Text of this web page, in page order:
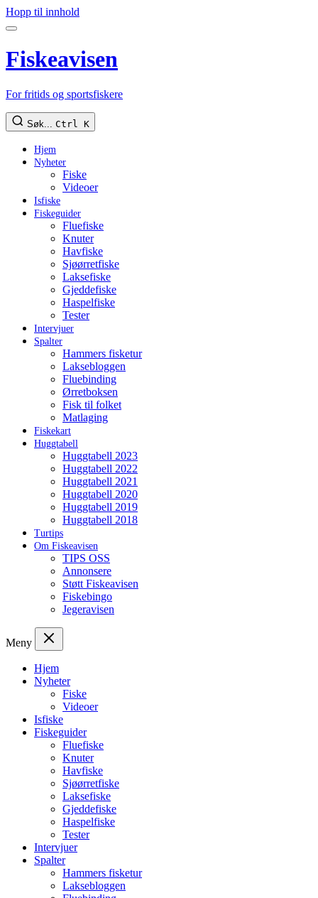
Hopp til innhold
Fiskeavisen
For fritids og sportsfiskere
Søk... Ctrl K
Hjem
Nyheter
Fiske
Videoer
Isfiske
Fiskeguider
Fluefiske
Knuter
Havfiske
Sjøørretfiske
Laksefiske
Gjeddefiske
Haspelfiske
Tester
Intervjuer
Spalter
Hammers fisketur
Laksebloggen
Fluebinding
Ørretboksen
Fisk til folket
Matlaging
Fiskekart
Huggtabell
Huggtabell 2023
Huggtabell 2022
Huggtabell 2021
Huggtabell 2020
Huggtabell 2019
Huggtabell 2018
Turtips
Om Fiskeavisen
TIPS OSS
Annonsere
Støtt Fiskeavisen
Fiskebingo
Jegeravisen
Meny
Hjem
Nyheter
Fiske
Videoer
Isfiske
Fiskeguider
Fluefiske
Knuter
Havfiske
Sjøørretfiske
Laksefiske
Gjeddefiske
Haspelfiske
Tester
Intervjuer
Spalter
Hammers fisketur
Laksebloggen